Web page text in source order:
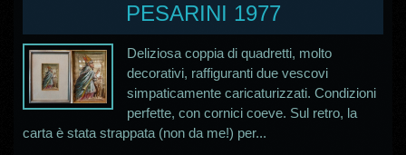
PESARINI 1977
Deliziosa coppia di quadretti, molto
decorativi, raffiguranti due vescovi
simpaticamente caricaturizzati. Condizioni
perfette, con cornici coeve. Sul retro, la
carta è stata strappata (non da me!) per...